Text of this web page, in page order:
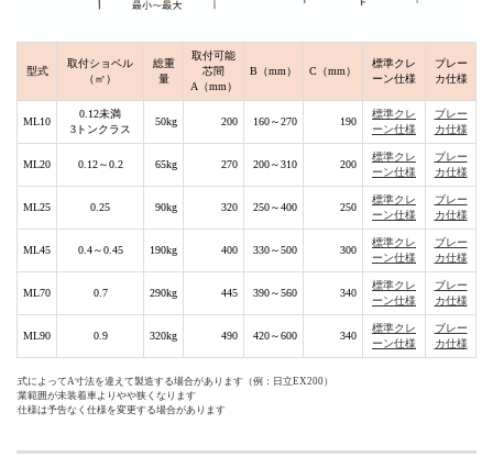
型式
取付ショベル
（㎥）
総重
量
取付可能
芯間
A（mm）
B（mm） C（mm）
標準クレ
ーン仕様
ブレー
カ仕様
ML10
0.12未満
3トンクラス
50kg 200 160～270 190
標準クレ
ーン仕様
ブレー
カ仕様
ML20 0.12～0.2 65kg 270 200～310 200
標準クレ
ーン仕様
ブレー
カ仕様
ML25 0.25 90kg 320 250～400 250
標準クレ
ーン仕様
ブレー
カ仕様
ML45 0.4～0.45 190kg 400 330～500 300
標準クレ
ーン仕様
ブレー
カ仕様
ML70 0.7 290kg 445 390～560 340
標準クレ
ーン仕様
ブレー
カ仕様
ML90 0.9 320kg 490 420～600 340
標準クレ
ーン仕様
ブレー
カ仕様
型式によってA寸法を違えて製造する場合があります（例：日立EX200）
作業範囲が未装着車よりやや狭くなります
本仕様は予告なく仕様を変更する場合があります